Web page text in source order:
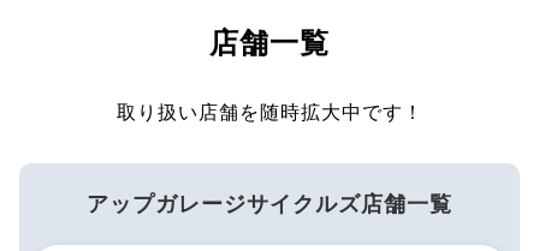
店舗一覧
取り扱い店舗を随時拡大中です！
アップガレージサイクルズ店舗一覧